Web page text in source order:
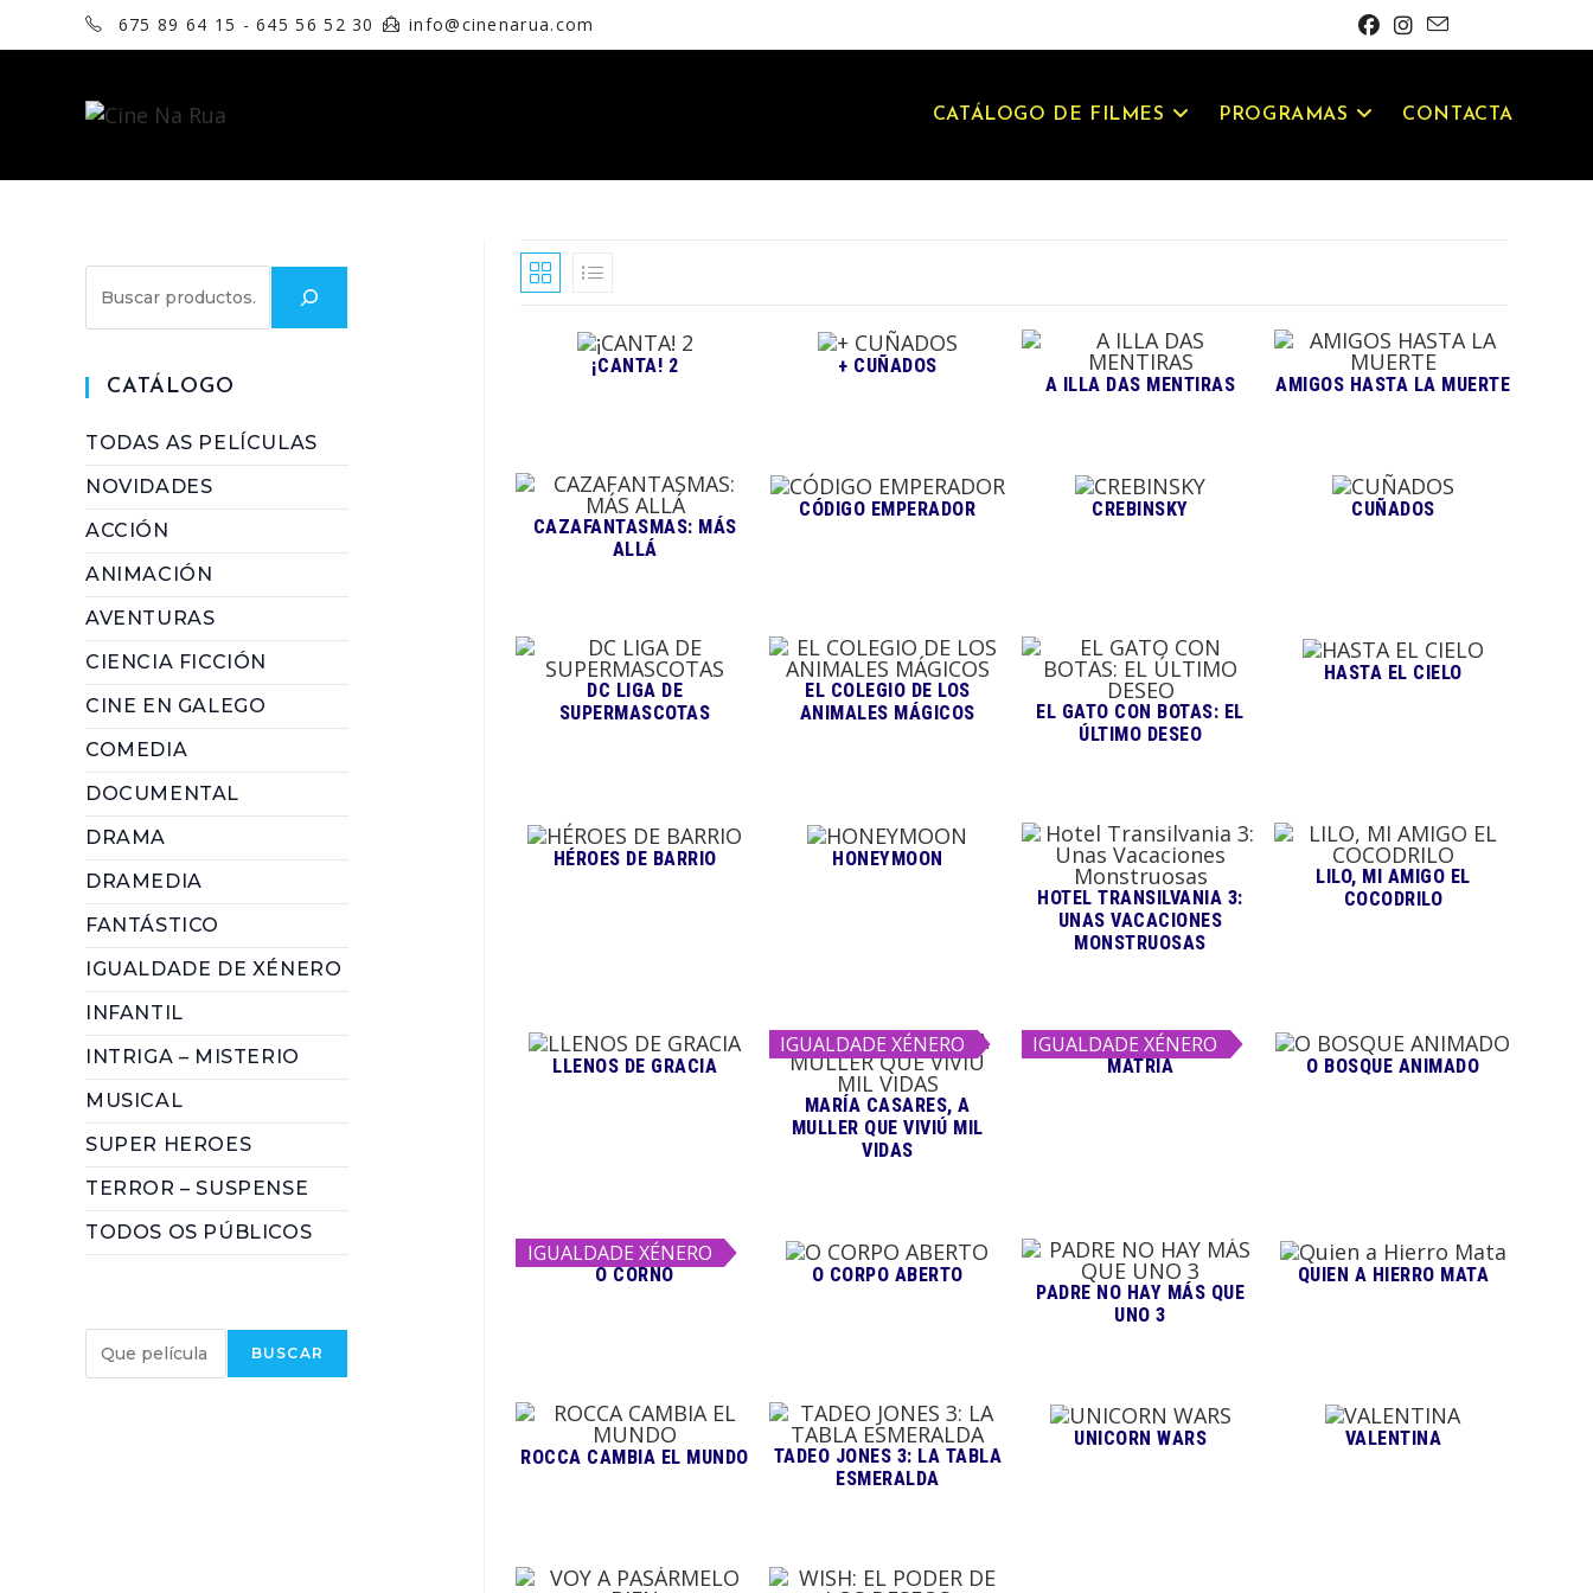
675 89 64 15 - 645 56 52 30 info@cinenarua.com
CATÁLOGO DE FILMES PROGRAMAS CONTACTA
¡CANTA! 2
+ CUÑADOS
A ILLA DAS MENTIRAS
AMIGOS HASTA LA MUERTE
CAZAFANTASMAS: MÁS
ALLÁ
CÓDIGO EMPERADOR CREBINSKY CUÑADOS
DC LIGA DE
SUPERMASCOTAS
EL COLEGIO DE LOS
ANIMALES MÁGICOS
EL GATO CON BOTAS: EL
ÚLTIMO DESEO
HASTA EL CIELO
HÉROES DE BARRIO
HONEYMOON
HOTEL TRANSILVANIA 3:
UNAS VACACIONES
MONSTRUOSAS
LILO, MI AMIGO EL
COCODRILO
LLENOS DE GRACIA
IGUALDADE XÉNERO
MARÍA CASARES, A
MULLER QUE VIVIÚ MIL
VIDAS
IGUALDADE XÉNERO
MATRIA O BOSQUE ANIMADO
IGUALDADE XÉNERO
O CORNO O CORPO ABERTO
PADRE NO HAY MÁS QUE
UNO 3
QUIEN A HIERRO MATA
ROCCA CAMBIA EL MUNDO
TADEO JONES 3: LA TABLA
ESMERALDA
UNICORN WARS VALENTINA
CATÁLOGO
TODAS AS PELÍCULAS
NOVIDADES
ACCIÓN
ANIMACIÓN
AVENTURAS
CIENCIA FICCIÓN
CINE EN GALEGO
COMEDIA
DOCUMENTAL
DRAMA
DRAMEDIA
FANTÁSTICO
IGUALDADE DE XÉNERO
INFANTIL
INTRIGA – MISTERIO
MUSICAL
SUPER HEROES
TERROR – SUSPENSE
TODOS OS PÚBLICOS
BUSCAR